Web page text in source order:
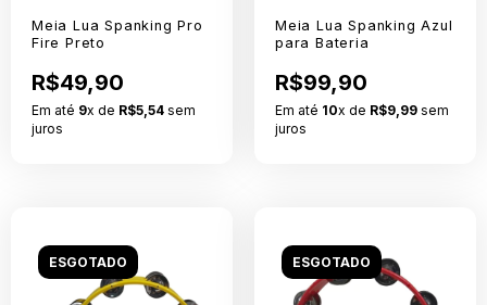
Meia Lua Spanking Pro
Fire Preto
R$49,90
Em até 9x de R$5,54 sem
juros
Meia Lua Spanking Azul
para Bateria
R$99,90
Em até 10x de R$9,99 sem
juros
ESGOTADO ESGOTADO